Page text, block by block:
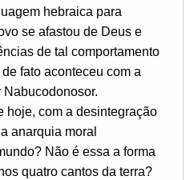
hebraica para
se afastou de Deus e
de tal comportamento
fato aconteceu com a
hoje, com a desintegração
anarquia moral
Não é essa a forma
quatro cantos da terra?